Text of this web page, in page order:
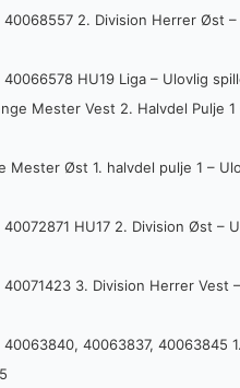
40068557 2. Division Herrer Øst
HU19 Liga – Ulovlig
Mester Vest 2. Halvdel Pulje
Mester Øst 1. halvdel pulje 1 –
HU17 2. Division Øst –
3. Division Herrer Vest
40063837, 40063845